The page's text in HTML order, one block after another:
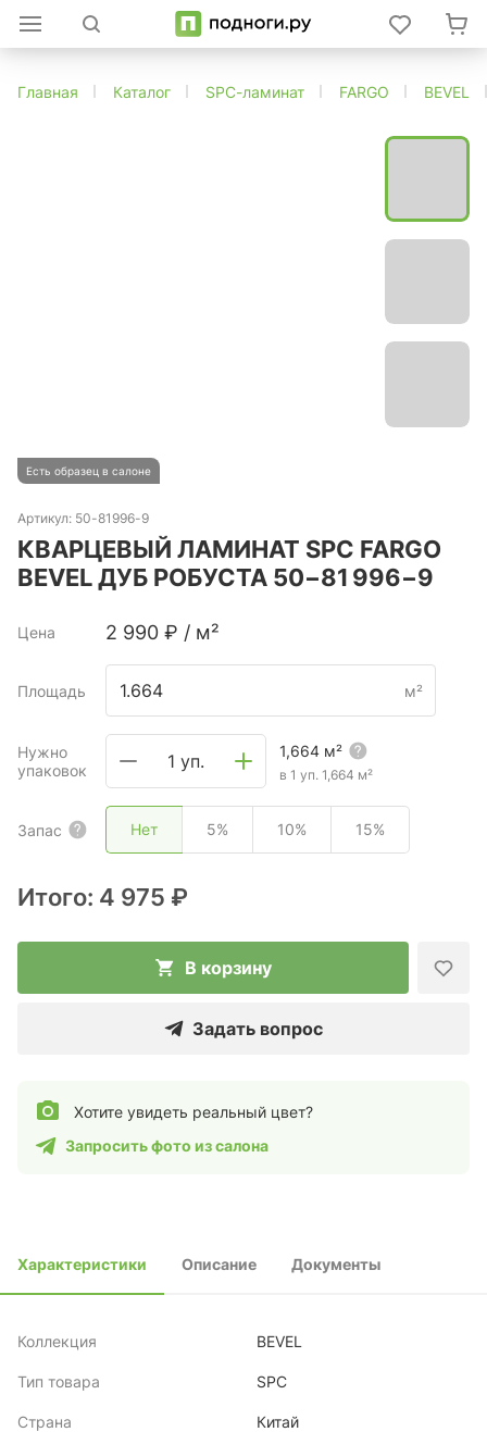
Главная Каталог SPC-ламинат FARGO BEVEL
Есть образец в салоне
Артикул: 50-81996-9
КВАРЦЕВЫЙ ЛАМИНАТ SPC FARGO
BEVEL ДУБ РОБУСТА 50−81 996−9
Цена 2 990 ₽ / м²
Площадь м²
Нужно
упаковок
1 уп. 1,664 м²
в 1 уп. 1,664 м²
Запас Нет 5% 10% 15%
Итого: 4 975 ₽
В корзину
Задать вопрос
Хотите увидеть реальный цвет?
Запросить фото из салона
Характеристики Описание Документы
Коллекция BEVEL
Тип товара SPC
Страна Китай